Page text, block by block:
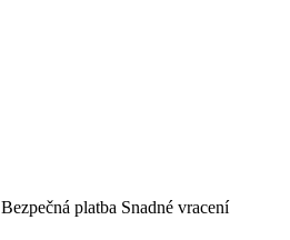
Bezpečná platba Snadné vracení